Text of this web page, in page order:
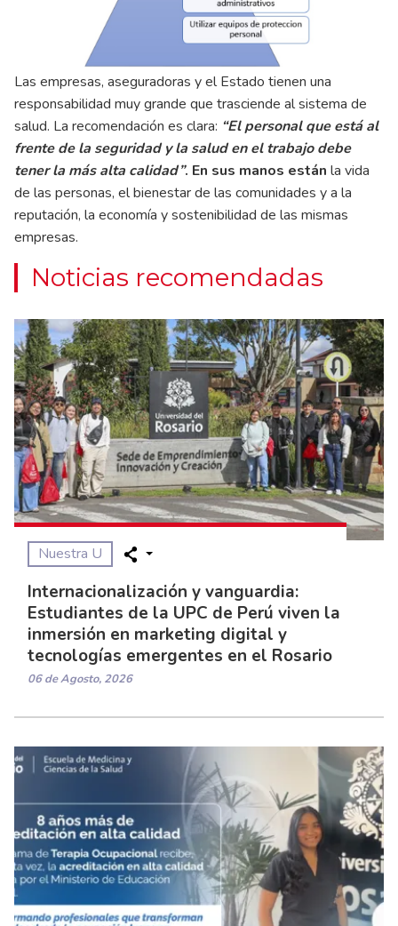
Las empresas, aseguradoras y el Estado tienen una
responsabilidad muy grande que trasciende al sistema de
salud. La recomendación es clara: “El personal que está al
frente de la seguridad y la salud en el trabajo debe
tener la más alta calidad”. En sus manos están la vida
de las personas, el bienestar de las comunidades y a la
reputación, la economía y sostenibilidad de las mismas
empresas.
Noticias recomendadas
Nuestra U
Internacionalización y vanguardia:
Estudiantes de la UPC de Perú viven la
inmersión en marketing digital y
tecnologías emergentes en el Rosario
06 de Agosto, 2026